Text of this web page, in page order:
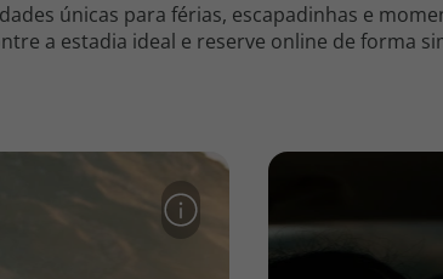
únicas para férias, escapadinhas e
a estadia ideal e reserve online de forma